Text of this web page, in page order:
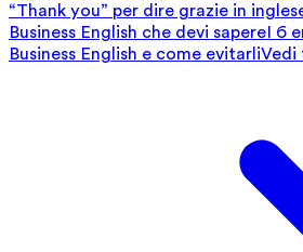
“Thank you” per dire grazie in
Business English che devi sapereI 6
Business English e come evitarli